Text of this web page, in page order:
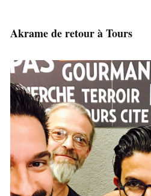
Akrame de retour à Tours